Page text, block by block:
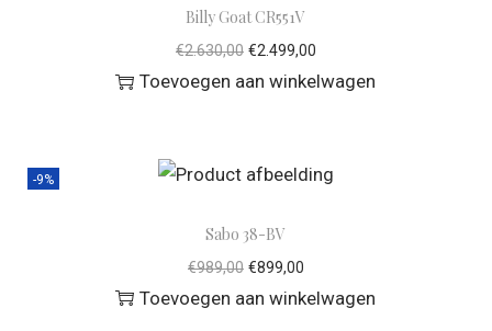
Billy Goat CR551V
€2.630,00 €2.499,00
Toevoegen aan winkelwagen
-9%
Sabo 38-BV
€989,00 €899,00
Toevoegen aan winkelwagen